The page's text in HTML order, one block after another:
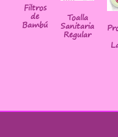
Filtros
de
Bambú
Toalla
Sanitaria
Regular